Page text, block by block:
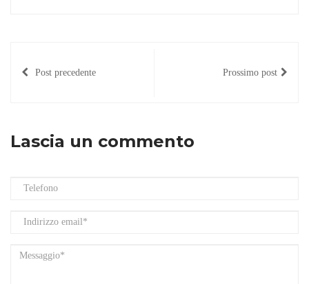
Post precedente Prossimo post
Lascia un commento